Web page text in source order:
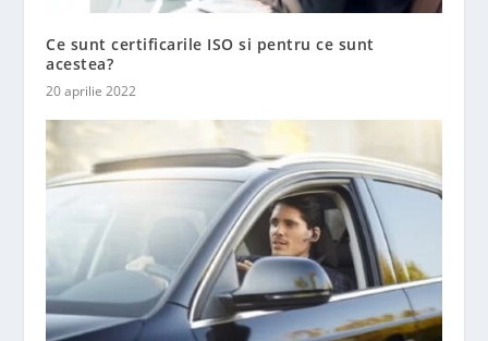
Ce sunt certificarile ISO si pentru ce sunt
acestea?
20 aprilie 2022